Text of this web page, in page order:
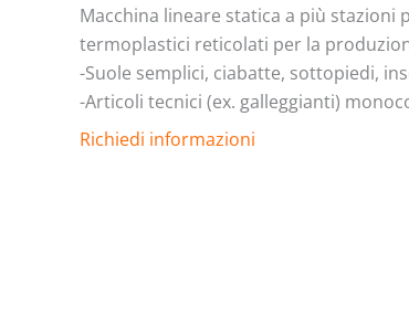
Macchina lineare statica a più stazioni
termoplastici reticolati per la
-Suole semplici, ciabatte, sottopiedi,
-Articoli tecnici (ex. galleggianti)
Richiedi informazioni